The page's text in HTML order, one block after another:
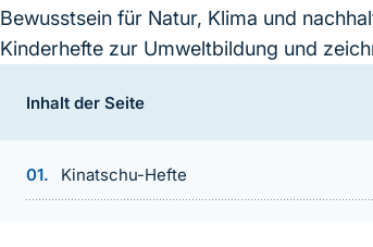
Bewusstsein für Natur, Klima und
Kinderhefte zur Umweltbildung und
Inhaltsnavigation
Inhalt der Seite
Kinatschu-Hefte